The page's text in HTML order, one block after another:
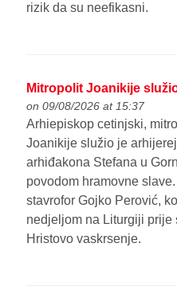
rizik da su neefikasni.
Mitropolit Joanikije
on 09/08/2026 at 15:37
Arhiepiskop cetinjski,
Joanikije služio je
arhiđakona Stefana u
povodom hramovne
stavrofor Gojko Perović,
nedjeljom na Liturgiji
Hristovo vaskrsenje.